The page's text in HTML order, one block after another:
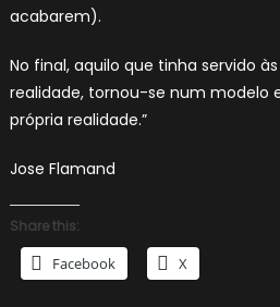
acabarem).
No final, aquilo que tinha servido
realidade, tornou-se num modelo
própria realidade.”
Jose Flamand
Share this:
Facebook X